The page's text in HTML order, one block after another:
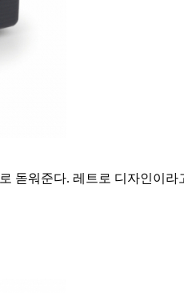
돋워준다. 레트로 디자인이